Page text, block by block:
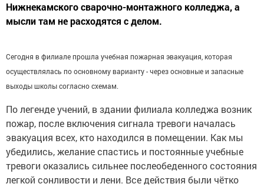
Нижнекамского сварочно-монтажного колледжа, а
мысли там не расходятся с делом.
Сегодня в филиале прошла учебная пожарная эвакуация, которая
осуществлялась по основному варианту - через основные и запасные
выходы школы согласно схемам.
По легенде учений, в здании филиала колледжа возник
пожар, после включения сигнала тревоги началась
эвакуация всех, кто находился в помещении. Как мы
убедились, желание спастись и постоянные учебные
тревоги оказались сильнее послеобеденного состояния
легкой сонливости и лени. Все действия были чётко